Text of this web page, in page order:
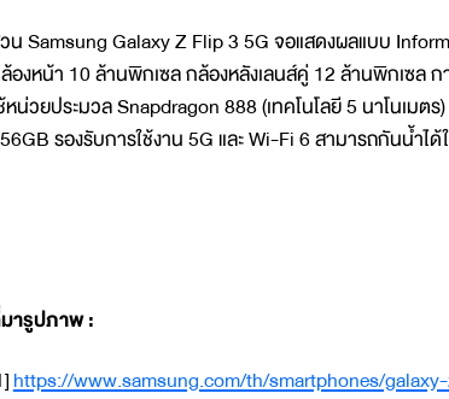
น Samsung Galaxy Z Flip 3 5G จอแสดงผลแบบ
องหน้า 10 ล้านพิกเซล กล้องหลังเลนส์คู่ 12 ล้านพิกเซล ก
หน่วยประมวล Snapdragon 888 (เทคโนโลยี 5 นาโนเม
รองรับการใช้งาน 5G และ Wi-Fi 6 สามารถกันน้ำได้
ารูปภาพ:
https://www.samsung.com/th/smartphones/